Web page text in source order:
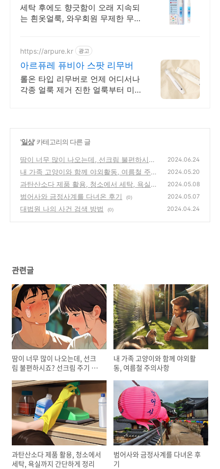
편하게 해결
세탁 후에도 향긋함이 오래 지속되
는 흰옷얼룩, 와우회원 무제한 무
결하세요.
https://arpure.kr 광고
아르퓨레 퓨비아 스팟 리무버
롤온 타입 리무버로 언제 어디서나
각종 얼룩 제거 진한 얼룩부터 미
'일상' 카테고리의 다른 글
땀이 너무 많이 나오는데, 선크림 불편하시죠?
선크림 주기 관리
(0)
2024.06.24
내 가족 고양이와 함께 야외활동, 여름철 주의
사항
(0)
2024.05.20
과탄산소다 제품 활용, 청소에서 세탁, 욕실까
지 간단하게 정리
(0)
2024.05.08
범어사와 금정사계를 다녀온 후기 (0) 2024.05.07
대법원 나의 사건 검색 방법 (0) 2024.04.24
관련글
땀이 너무 많이 나오는데, 선크
림 불편하시죠? 선크림 주기 관
내 가족 고양이와 함께 야외활
동, 여름철 주의사항
과탄산소다 제품 활용, 청소에서
세탁, 욕실까지 간단하게 정리
범어사와 금정사계를 다녀온 후
기